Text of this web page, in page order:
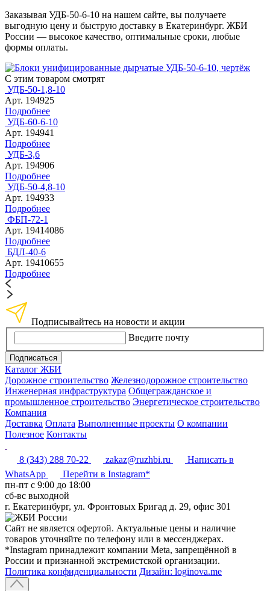
Заказывая УДБ-50-6-10 на нашем сайте, вы получаете
выгодную цену и быструю доставку в Екатеринбург. ЖБИ
России — высокое качество, оптимальные сроки, любые
формы оплаты.
С этим товаром смотрят
УДБ-50-1,8-10
Арт. 194925
Подробнее
УДБ-60-6-10
Арт. 194941
Подробнее
УДБ-3,6
Арт. 194906
Подробнее
УДБ-50-4,8-10
Арт. 194933
Подробнее
ФБП-72-1
Арт. 19414086
Подробнее
БДЛ-40-6
Арт. 19410655
Подробнее
Подписывайтесь на новости и акции
Введите почту
Подписаться
Каталог ЖБИ
Дорожное строительство Железнодорожное строительство
Инженерная инфраструктура Общегражданское и
промышленное строительство Энергетическое строительство
Компания
Доставка Оплата Выполненные проекты О компании
Полезное Контакты
8 (343) 288 70-22 zakaz@ruzhbi.ru
Написать в
WhatsApp
Перейти в Instagram*
пн-пт c 9:00 до 18:00
сб-вс выходной
г. Екатеринбург, ул. Фронтовых Бригад д. 29, офис 301
Сайт не является офертой. Актуальные цены и наличие
товаров уточняйте по телефону или в мессенджерах.
*Instagram принадлежит компании Meta, запрещённой в
России и признанной экстремистской организации.
Политика конфиденциальности Дизайн: loginova.me